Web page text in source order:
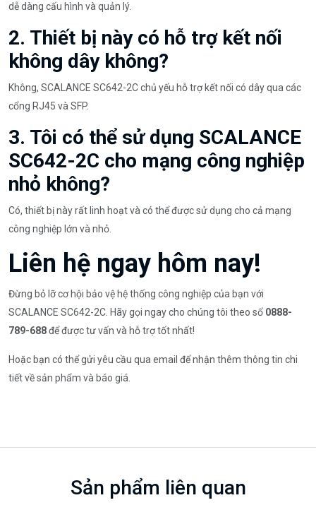
dễ dàng cấu hình và quản lý.
2. Thiết bị này có hỗ trợ kết nối
không dây không?
Không, SCALANCE SC642-2C chủ yếu hỗ trợ kết nối có dây qua các
cổng RJ45 và SFP.
3. Tôi có thể sử dụng SCALANCE
SC642-2C cho mạng công nghiệp
nhỏ không?
Có, thiết bị này rất linh hoạt và có thể được sử dụng cho cả mạng
công nghiệp lớn và nhỏ.
Liên hệ ngay hôm nay!
Đừng bỏ lỡ cơ hội bảo vệ hệ thống công nghiệp của bạn với
SCALANCE SC642-2C. Hãy gọi ngay cho chúng tôi theo số 0888-
789-688để được tư vấn và hỗ trợ tốt nhất!
Hoặc bạn có thể gửi yêu cầu qua email để nhận thêm thông tin chi
tiết về sản phẩm và báo giá.
Sản phẩm liên quan